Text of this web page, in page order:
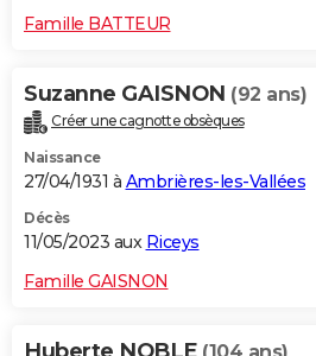
Famille BATTEUR
Suzanne GAISNON (92 ans)
Créer une cagnotte obsèques
Naissance
27/04/1931 à Ambrières-les-Vallées
Décès
11/05/2023 aux Riceys
Famille GAISNON